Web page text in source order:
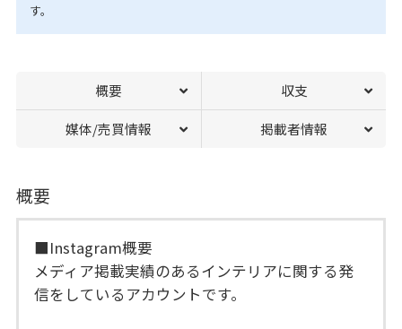
す。
概要 収支
媒体/売買情報 掲載者情報
概要
■Instagram概要
メディア掲載実績のあるインテリアに関する発
信をしているアカウントです。